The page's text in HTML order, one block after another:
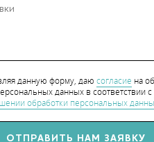
данную форму, даю согласие на
данных в соответствии с
обработки персональных
Techart_CaseStudy